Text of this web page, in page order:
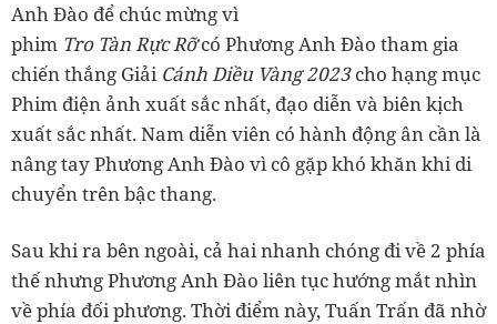
Anh Đào để chúc mừng vì
phim Tro Tàn Rực Rỡcó Phương Anh Đào tham gia
chiến thắng Giải Cánh Diều Vàng 2023cho hạng mục
Phim điện ảnh xuất sắc nhất, đạo diễn và biên kịch
xuất sắc nhất. Nam diễn viên có hành động ân cần là
nâng tay Phương Anh Đào vì cô gặp khó khăn khi di
chuyển trên bậc thang.
Sau khi ra bên ngoài, cả hai nhanh chóng đi về 2 phía
thế nhưng Phương Anh Đào liên tục hướng mắt nhìn
về phía đối phương. Thời điểm này, Tuấn Trấn đã nhờ